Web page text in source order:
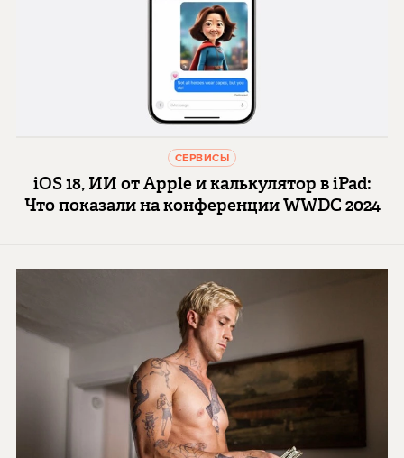
СЕРВИСЫ
iOS 18, ИИ от Apple и калькулятор в iPad:
Что показали на конференции WWDC 2024